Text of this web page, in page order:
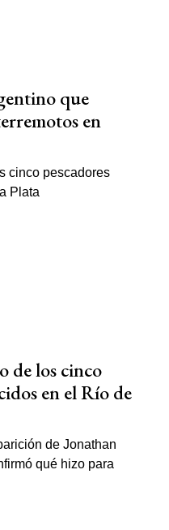
que
en
de los cinco
en el Río de